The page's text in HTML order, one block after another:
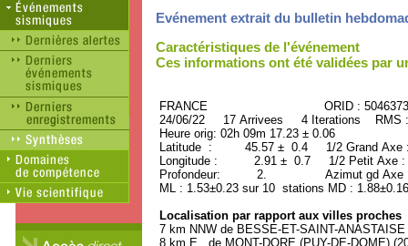
Evénement extrait du bulletin
Caractéristiques de l'événement
Ces informations ont été validées par
FRANCE ORID : 5046373
24/06/22 17 Arrivees 4 Iterations RMS
Heure orig: 02h 09m 17.23 ± 0.06
Latitude : 45.57 ± 0.4 1/2 Grand
Longitude : 2.91 ± 0.7 1/2 Petit Axe
Profondeur: 2. Azimut gd Axe :
ML : 1.53±0.23 sur 10 stations MD :
Localisation par rapport aux villes proches
7 km NNW de BESSE-ET-SAINT-
8 km E de MONT-DORE (PUY-DE-DOME)